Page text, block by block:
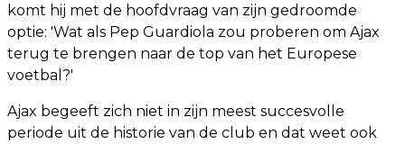
komt hij met de hoofdvraag van zijn gedroomde
optie: 'Wat als Pep Guardiola zou proberen om Ajax
terug te brengen naar de top van het Europese
voetbal?'
Ajax begeeft zich niet in zijn meest succesvolle
periode uit de historie van de club en dat weet ook